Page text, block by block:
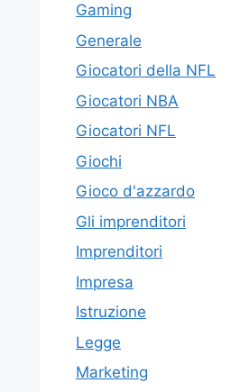
Gaming
Generale
Giocatori della NFL
Giocatori NBA
Giocatori NFL
Giochi
Gioco d'azzardo
Gli imprenditori
Imprenditori
Impresa
Istruzione
Legge
Marketing